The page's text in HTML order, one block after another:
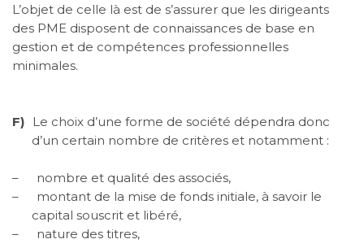
L’objet de celle là est de s’assurer que les dirigeants
des PME disposent de connaissances de base en
gestion et de compétences professionnelles
minimales.
F)
Le choix d’une forme de société dépendra donc
d’un certain nombre de critères et notamment :
–
nombre et qualité des associés,
–
montant de la mise de fonds initiale, à savoir le
capital souscrit et libéré,
–
nature des titres,